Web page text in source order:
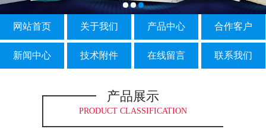
网站首页 关于我们 产品中心 合作客户
新闻中心 技术附件 在线留言 联系我们
产品展示
PRODUCT CLASSIFICATION